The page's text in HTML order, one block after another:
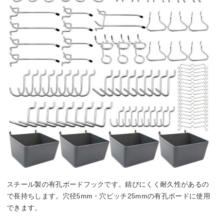
スチール製の有孔ボードフックです。錆びにくく耐久性があるの
で長持ちします。穴径5mm・穴ピッチ25mmの有孔ボードに使用
できます。